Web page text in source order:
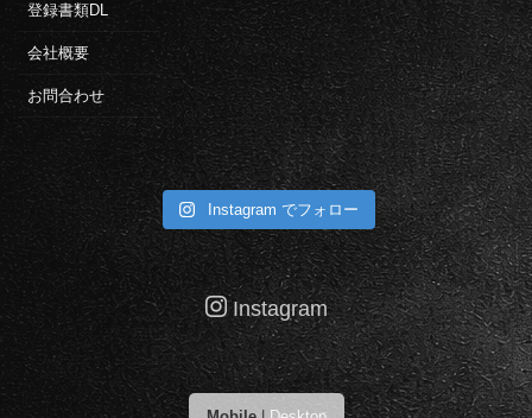
登録書類DL
会社概要
お問合わせ
Instagram でフォロー
Instagram